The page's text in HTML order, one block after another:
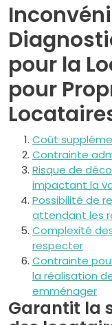
pour la
pour
Coût
Contrainte
Risque de
impactant la
Possibilité de
attendant les
Complexité
respecter
Contrainte
la réalisation
emménager
Garantit la